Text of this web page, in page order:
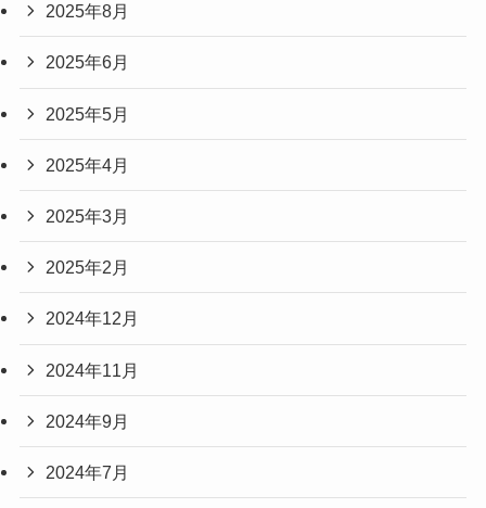
2025年8月
2025年6月
2025年5月
2025年4月
2025年3月
2025年2月
2024年12月
2024年11月
2024年9月
2024年7月